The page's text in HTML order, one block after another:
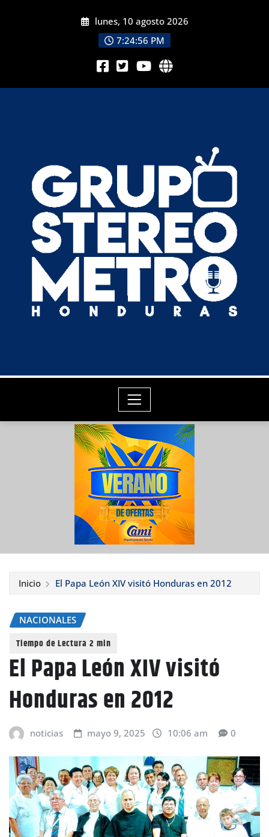
lunes, 10 agosto 2026
7:24:58 PM
Inicio El Papa León XIV visitó Honduras en 2012
NACIONALES
El Papa León XIV visitó
Honduras en 2012
noticias mayo 9, 2025 10:06 am 0